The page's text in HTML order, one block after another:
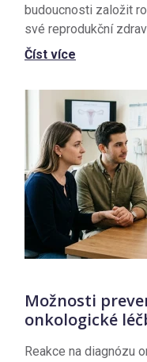
budoucnosti založit
své reprodukční
Číst více
Možnosti
onkologické
Reakce na diagnózu